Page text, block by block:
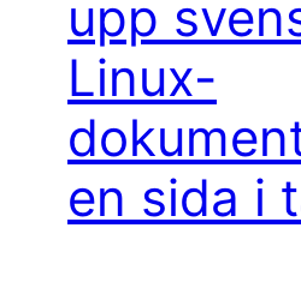
upp
Linux-
en sida i